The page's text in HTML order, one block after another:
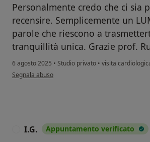
Personalmente credo che ci sia
recensire. Semplicemente un
parole che riescono a
tranquillità unica. Grazie prof.
6 agosto 2025 • Studio privato • visita
secondo l'opinione dell'utente Andrea Toscano
Segnala abuso
I.G. Appuntamento verificato